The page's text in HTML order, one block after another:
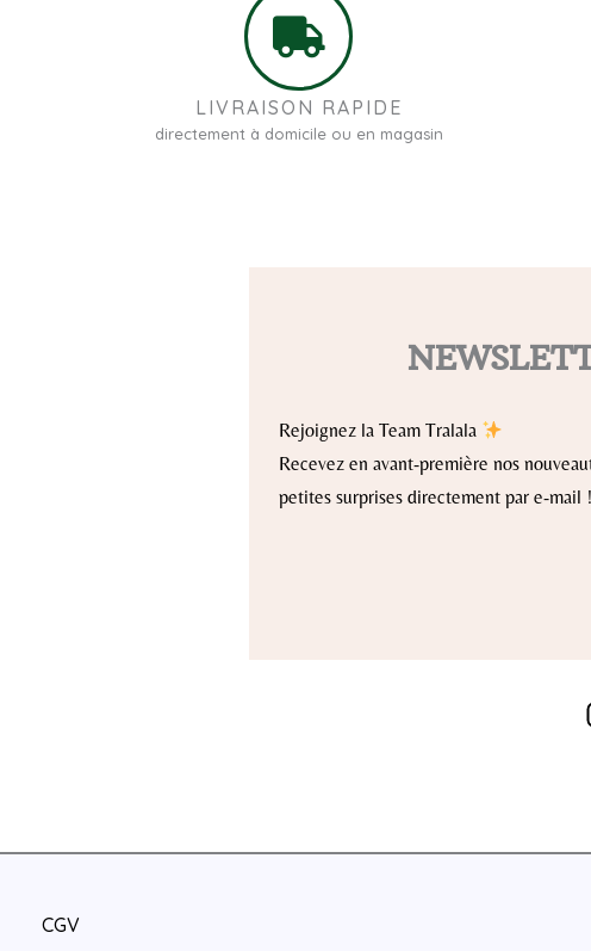
LIVRAISON RAPIDE
directement à domicile ou en magasin
Rejoignez la Team Tralala
Recevez en avant-première nos
petites surprises directement par e-mail !
CGV